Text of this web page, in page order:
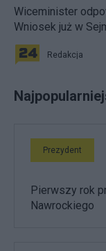
Wiceminister
Wniosek już w
Redakcja
Prezydent
Pierwszy rok
Nawrockiego